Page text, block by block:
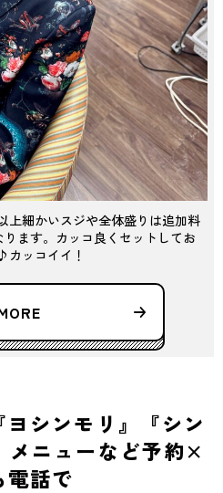
上細かいスジや全体盛りは追加料
ます。カッコ良くセットしてお
ッコイイ！
ヨシンモリ』『シン
メニューなど予約×
電話で